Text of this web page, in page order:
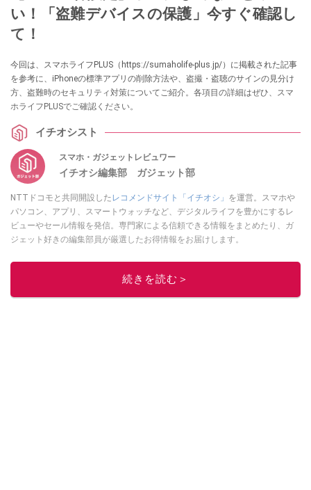
い！「盗難デバイスの保護」今すぐ確認し
て！
今回は、スマホライフPLUS（https://sumaholife-plus.jp/）に掲載された記事
を参考に、iPhoneの標準アプリの削除方法や、盗撮・盗聴のサインの見分け
方、盗難時のセキュリティ対策についてご紹介。各項目の詳細はぜひ、スマ
ホライフPLUSでご確認ください。
イチオシスト
スマホ・ガジェットレビュワー
イチオシ編集部 ガジェット部
NTTドコモと共同開設したレコメンドサイト「イチオシ」 を運営。スマホや
パソコン、アプリ、スマートウォッチなど、デジタルライフを豊かにするレ
ビューやセール情報を発信。専門家による信頼できる情報をまとめたり、ガ
ジェット好きの編集部員が厳選したお得情報をお届けします。
このイチオシストの他の記事を読む
続きを読む＞